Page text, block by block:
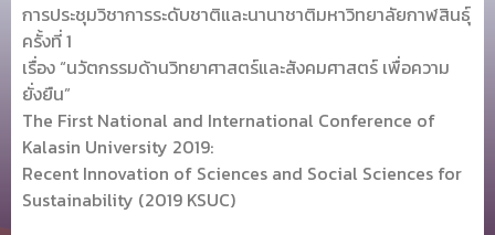
การประชุมวิชาการระดับชาติและนานาชาติมหาวิทยาลัยกาฬสินธุ์
ครั้งที่ 1
เรื่อง “นวัตกรรมด้านวิทยาศาสตร์และสังคมศาสตร์ เพื่อความ
ยั่งยืน”
The First National and International Conference of
Kalasin University 2019:
Recent Innovation of Sciences and Social Sciences for
Sustainability (2019 KSUC)